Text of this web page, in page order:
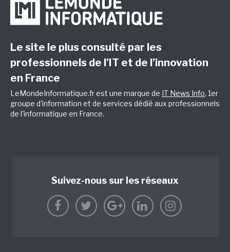
Le site le plus consulté par les
professionnels de l’IT et de l’innovation
en France
LeMondeInformatique.fr est une marque de IT News Info, 1er
groupe d'information et de services dédié aux professionnels
de l'informatique en France.
Suivez-nous sur les réseaux